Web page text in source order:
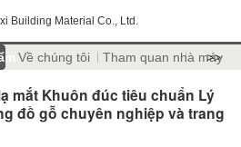
Building Material Co., Ltd.
Về chúng tôi Tham quan nhà máy
>>
mắt Khuôn đúc tiêu chuẩn Lý
đồ gỗ chuyên nghiệp và trang